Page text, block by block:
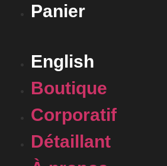
Panier
English
Boutique
Corporatif
Détaillant